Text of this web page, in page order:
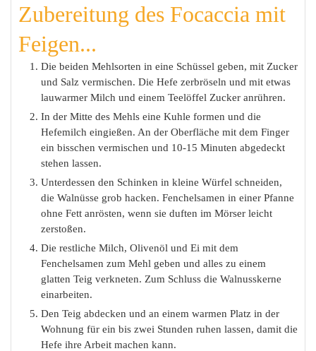
Zubereitung des Focaccia mit
Feigen...
Die beiden Mehlsorten in eine Schüssel geben, mit Zucker
und Salz vermischen. Die Hefe zerbröseln und mit etwas
lauwarmer Milch und einem Teelöffel Zucker anrühren.
In der Mitte des Mehls eine Kuhle formen und die
Hefemilch eingießen. An der Oberfläche mit dem Finger
ein bisschen vermischen und 10-15 Minuten abgedeckt
stehen lassen.
Unterdessen den Schinken in kleine Würfel schneiden,
die Walnüsse grob hacken. Fenchelsamen in einer Pfanne
ohne Fett anrösten, wenn sie duften im Mörser leicht
zerstoßen.
Die restliche Milch, Olivenöl und Ei mit dem
Fenchelsamen zum Mehl geben und alles zu einem
glatten Teig verkneten. Zum Schluss die Walnusskerne
einarbeiten.
Den Teig abdecken und an einem warmen Platz in der
Wohnung für ein bis zwei Stunden ruhen lassen, damit die
Hefe ihre Arbeit machen kann.